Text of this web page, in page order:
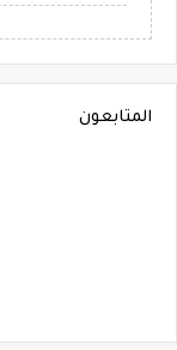
المتابعون